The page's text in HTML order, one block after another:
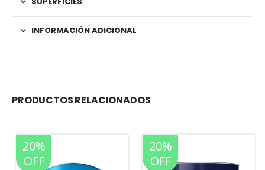
INFORMACIÓN ADICIONAL
PRODUCTOS RELACIONADOS
20%
OFF
20%
OFF